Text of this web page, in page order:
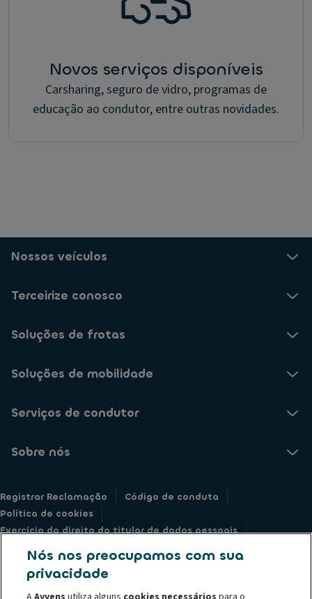
Novos serviços disponíveis
Carsharing, seguro de vidro, programas de
educação ao condutor, entre outras novidades.
Nossos veículos
Terceirize conosco
Soluções de frotas
Soluções de mobilidade
Serviços de condutor
Sobre nós
Registrar Reclamação
Código de conduta
Política de cookies
Exercício do direito do titular de dados pessoais
Societe Generale
Whistleblowing
Nós nos preocupamos com sua
privacidade